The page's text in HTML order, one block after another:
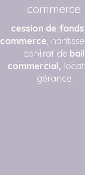
commerce
cession de
commerce,
contrat de bail
commercial,
gérance